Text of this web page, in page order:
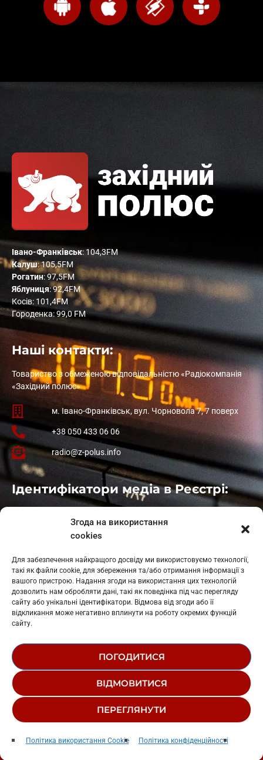
Згода на використання
cookies
Для забезпечення найкращого досвіду ми використовуємо технології,
такі як файли cookie, для збереження та/або отримання інформації з
вашого пристрою. Надання згоди на використання цих технологій
дозволить нам обробляти дані, такі як поведінка під час перегляду
сайту або унікальні ідентифікатори. Відмова від згоди або її
відкликання може негативно вплинути на роботу окремих функцій
сайту.
ПОГОДИТИСЯ
ВІДМОВИТИСЯ
ПЕРЕГЛЯНУТИ
Політика використання Cookie Політика конфіденційності
play_arrow
Івано-Франківськ: 104,3FM
Калуш: 105,5FM
Рогатин: 97,5FM
Яблуниця: 92,4FM
Косів: 101,4FM
Городенка: 99,0 FM
Наші контакти:
Товариство з обмеженою відповідальністю «Радіокомпанія
«Західний полюс»
м. Івано-Франківськ, вул. Чорновола 7, 7 поверх
+38 050 433 06 06
radio@z-polus.info
Ідентифікатори медіа в Реєстрі:
: L11-01410
: L11-01801
Косів: L11-01805
Гарасимів: L11-02274
© 1995-2026 РК «ЗАХІДНИЙ ПОЛЮС»
РЕДАКЦІЙНИЙ СТАТУТ
СТРУКТУРА ВЛАСНОСТІ